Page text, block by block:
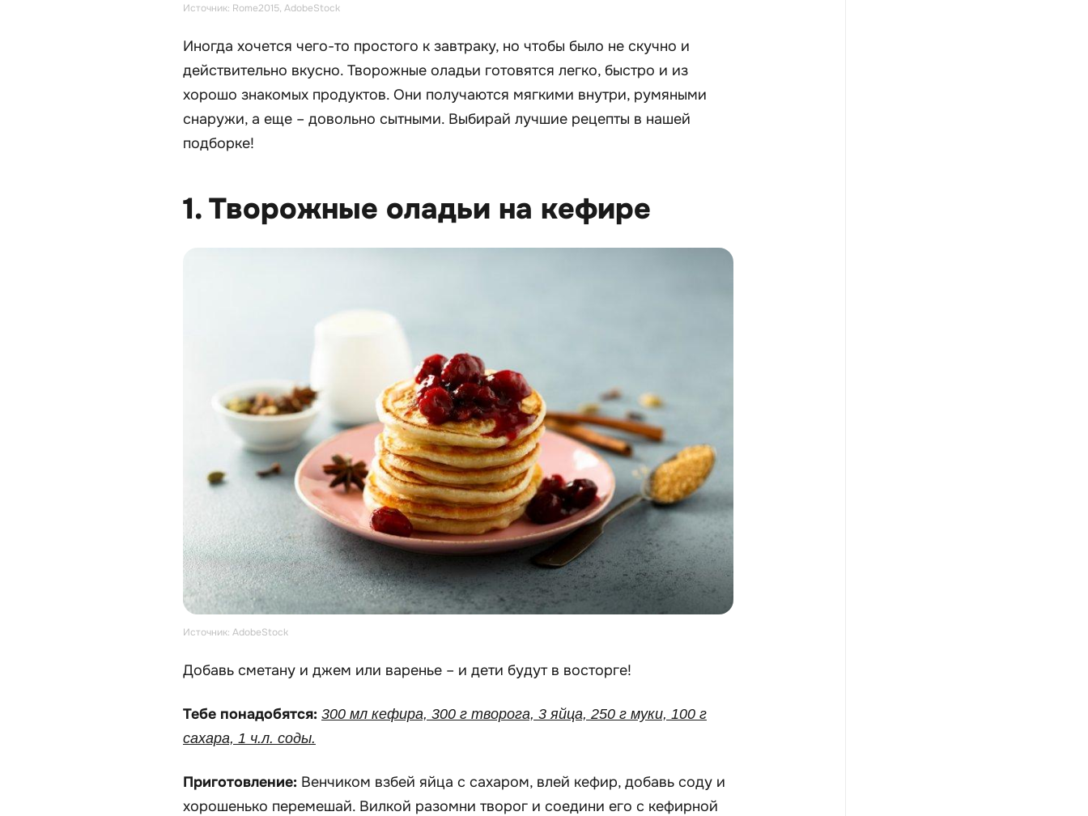
Источник: Rome2015, AdobeStock
Иногда хочется чего-то простого к завтраку, но чтобы было не скучно и
действительно вкусно. Творожные оладьи готовятся легко, быстро и из
хорошо знакомых продуктов. Они получаются мягкими внутри, румяными
снаружи, а еще – довольно сытными. Выбирай лучшие рецепты в нашей
подборке!
1. Творожные оладьи на кефире
Источник: AdobeStock
Добавь сметану и джем или варенье – и дети будут в восторге!
Тебе понадобятся: 300 мл кефира, 300 г творога, 3 яйца, 250 г муки, 100 г
сахара, 1 ч.л. соды.
Приготовление: Венчиком взбей яйца с сахаром, влей кефир, добавь соду и
хорошенько перемешай. Вилкой разомни творог и соедини его с кефирной